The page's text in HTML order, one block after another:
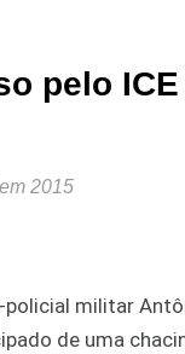
pelo ICE
2015
policial militar
de uma